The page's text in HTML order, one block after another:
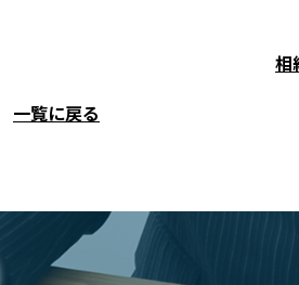
相
一覧に戻る